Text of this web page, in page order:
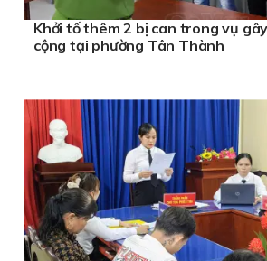
Khởi tố thêm 2 bị can trong vụ
cộng tại phường Tân Thành